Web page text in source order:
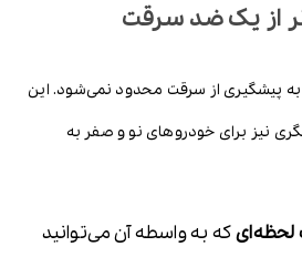
از یک ضد سرقت
به پیشگیری از سرقت محدود نمی‌شود. این
نیز برای خودروهای نو و صفر به
که به واسطه آن می‌توانید